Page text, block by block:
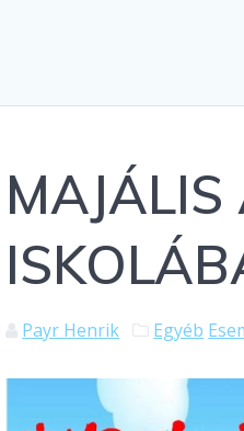
MAJÁLIS
Payr Henrik Egyéb